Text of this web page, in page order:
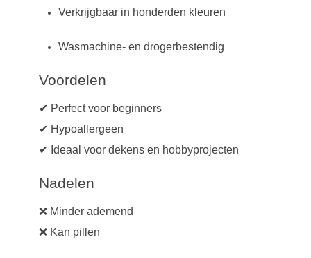
Verkrijgbaar in honderden kleuren
Wasmachine- en drogerbestendig
Voordelen
✔ Perfect voor beginners
✔ Hypoallergeen
✔ Ideaal voor dekens en hobbyprojecten
Nadelen
❌ Minder ademend
❌ Kan pillen